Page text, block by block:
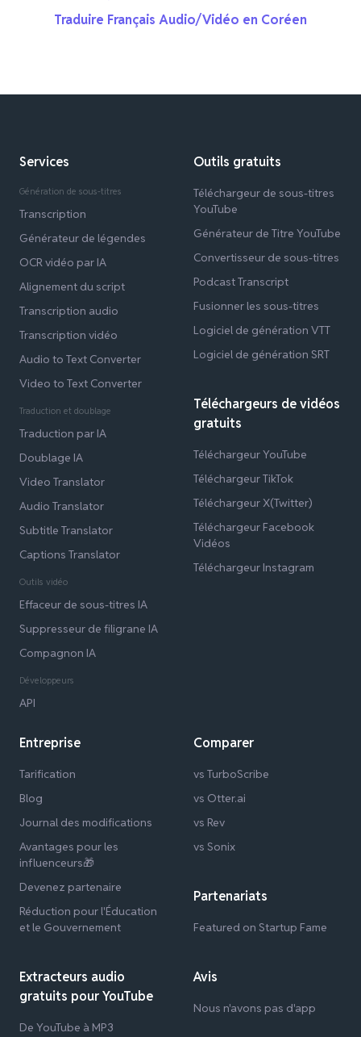
Traduire Français Audio/Vidéo en Coréen
Services
Génération de sous-titres
Transcription
Générateur de légendes
OCR vidéo par IA
Alignement du script
Transcription audio
Transcription vidéo
Audio to Text Converter
Video to Text Converter
Traduction et doublage
Traduction par IA
Doublage IA
Video Translator
Audio Translator
Subtitle Translator
Captions Translator
Outils vidéo
Effaceur de sous-titres IA
Suppresseur de filigrane IA
Compagnon IA
Développeurs
API
Outils gratuits
Téléchargeur de sous-titres
YouTube
Générateur de Titre YouTube
Convertisseur de sous-titres
Podcast Transcript
Fusionner les sous-titres
Logiciel de génération VTT
Logiciel de génération SRT
Téléchargeurs de vidéos
gratuits
Téléchargeur YouTube
Téléchargeur TikTok
Téléchargeur X(Twitter)
Téléchargeur Facebook
Vidéos
Téléchargeur Instagram
Entreprise
Tarification
Blog
Journal des modifications
Avantages pour les
influenceurs🎁
Devenez partenaire
Réduction pour l'Éducation
et le Gouvernement
Extracteurs audio
gratuits pour YouTube
De YouTube à MP3
Comparer
vs TurboScribe
vs Otter.ai
vs Rev
vs Sonix
Partenariats
Featured on Startup Fame
Avis
Nous n'avons pas d'app